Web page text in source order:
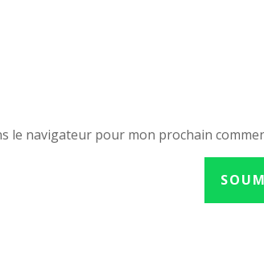
le navigateur pour mon prochain